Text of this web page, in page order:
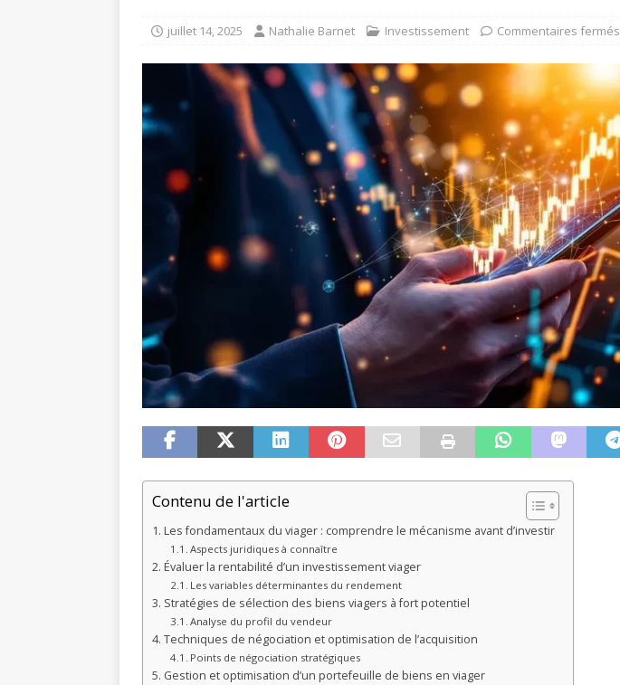
juillet 14, 2025 Nathalie Barnet Investissement Commentaires fermés
Contenu de l'article
Les fondamentaux du viager : comprendre le mécanisme avant d’investir
Aspects juridiques à connaître
Évaluer la rentabilité d’un investissement viager
Les variables déterminantes du rendement
Stratégies de sélection des biens viagers à fort potentiel
Analyse du profil du vendeur
Techniques de négociation et optimisation de l’acquisition
Points de négociation stratégiques
Gestion et optimisation d’un portefeuille de biens en viager